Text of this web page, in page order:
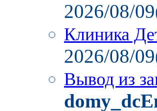
2026/08/
Клиника
2026/08/
Вывод из